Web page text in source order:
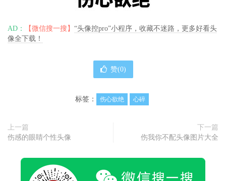
AD： 【微信搜一搜】 “头像控pro”小程序，收藏不迷路，更多好看头
像全下载！
赞(0)
标签： 伤心欲绝 心碎
上一篇
伤感的眼睛个性头像
下一篇
伤我你不配头像图片大全